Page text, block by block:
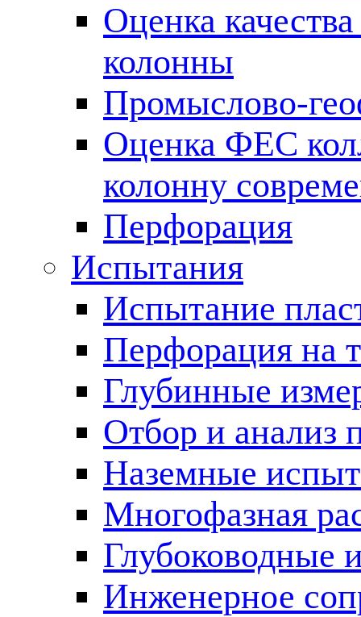
Оценка
колонны
Промыслово-
Оценка ФЕС
колонну
Перфорация
Испытания
Испытание
Перфорация на
Глубинные
Отбор и анализ
Наземные
Многофазная
Глубоководные
Инженерное